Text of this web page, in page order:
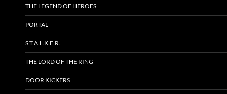
THE LEGEND OF HEROES
PORTAL
S.T.A.L.K.E.R.
THE LORD OF THE RING
DOOR KICKERS